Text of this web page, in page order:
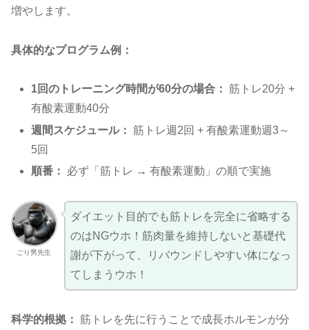
増やします。
具体的なプログラム例：
1回のトレーニング時間が60分の場合： 筋トレ20分 +
有酸素運動40分
週間スケジュール： 筋トレ週2回 + 有酸素運動週3～
5回
順番：
必ず「筋トレ → 有酸素運動」の順で実施
ごり男先生
ダイエット目的でも筋トレを完全に省略する
のはNGウホ！筋肉量を維持しないと基礎代
謝が下がって、リバウンドしやすい体になっ
てしまうウホ！
科学的根拠： 筋トレを先に行うことで成長ホルモンが分